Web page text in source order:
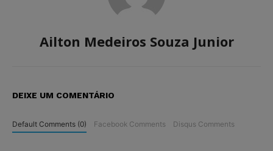
Ailton Medeiros Souza Junior
DEIXE UM COMENTÁRIO
Default Comments (0) Facebook Comments Disqus Comments